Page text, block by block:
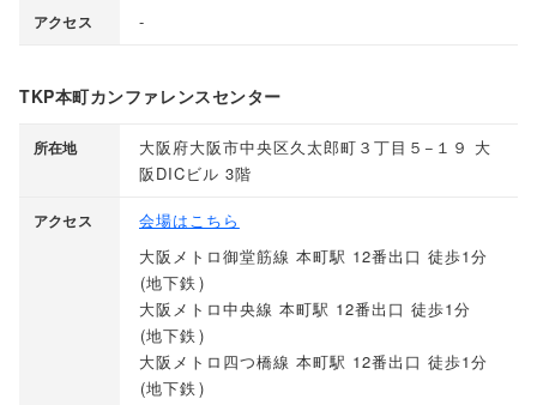
アクセス -
TKP本町カンファレンスセンター
所在地
大阪府大阪市中央区久太郎町３丁目５−１９ 大
阪DICビル 3階
アクセス
会場はこちら
大阪メトロ御堂筋線 本町駅 12番出口 徒歩1分
(地下鉄)
大阪メトロ中央線 本町駅 12番出口 徒歩1分
(地下鉄)
大阪メトロ四つ橋線 本町駅 12番出口 徒歩1分
(地下鉄)